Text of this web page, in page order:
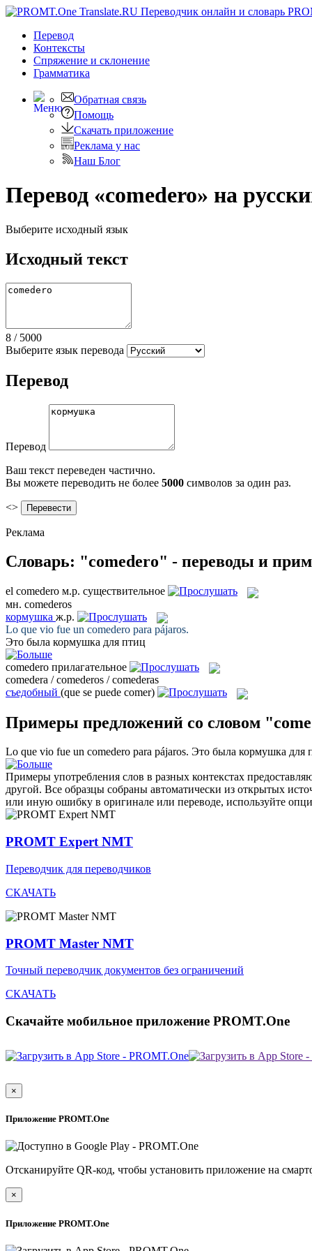
Перевод
Контексты
Спряжение и склонение
Грамматика
Обратная связь
Помощь
Скачать приложение
Реклама у нас
Наш Блог
Перевод «comedero» на
Выберите исходный язык
Исходный текст
8 / 5000
Выберите язык перевода
Перевод
Перевод
Ваш текст переведен частично.
Вы можете переводить не более 5000 символов за один раз.
<>
Реклама
Словарь: "comedero" - переводы и
el comedero м.р. существительное
мн. comederos
кормушка ж.р.
Lo que vio fue un comedero para pájaros.
Это была кормушка для птиц
comedero прилагательное
comedera / comederos / comederas
съедобный (que se puede comer)
Примеры предложений со словом
Lo que vio fue un comedero para pájaros. Это была кормушка для
Примеры употребления слов в разных контекстах
другой. Все образцы собраны автоматически из открытых
или иную ошибку в оригинале или переводе, используйте
PROMT Expert NMT
Переводчик для переводчиков
СКАЧАТЬ
PROMT Master NMT
Точный переводчик документов без ограничений
СКАЧАТЬ
Скачайте мобильное приложение PROMT.One
×
Приложение PROMT.One
Отсканируйте QR-код, чтобы установить приложение на
×
Приложение PROMT.One